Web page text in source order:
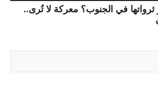
في الجنوب؟ معركة لا تُرى..